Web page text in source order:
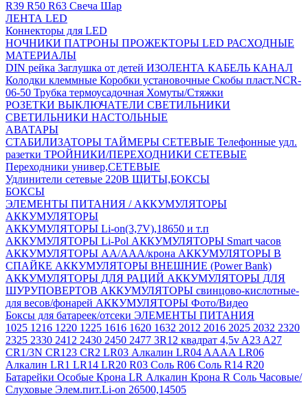
R39 R50 R63 Свеча Шар
ЛЕНТА LED
Коннекторы для LED
НОЧНИКИ ПАТРОНЫ ПРОЖЕКТОРЫ LED РАСХОДНЫЕ
МАТЕРИАЛЫ
DIN рейка Заглушка от детей ИЗОЛЕНТА КАБЕЛЬ КАНАЛ
Колодки клеммные Коробки установочные Скобы пласт.NCR-
06-50 Трубка термоусадочная Хомуты/Стяжки
РОЗЕТКИ ВЫКЛЮЧАТЕЛИ СВЕТИЛЬНИКИ
СВЕТИЛЬНИКИ НАСТОЛЬНЫЕ
АВАТАРЫ
СТАБИЛИЗАТОРЫ ТАЙМЕРЫ СЕТЕВЫЕ Телефонные удл.
разетки ТРОЙНИКИ/ПЕРЕХОДНИКИ СЕТЕВЫЕ
Переходники универ,СЕТЕВЫЕ
Удлинители сетевые 220В ЩИТЫ,БОКСЫ
БОКСЫ
ЭЛЕМЕНТЫ ПИТАНИЯ / АККУМУЛЯТОРЫ
АККУМУЛЯТОРЫ
АККУМУЛЯТОРЫ Li-on(3,7V),18650 и т.п
АККУМУЛЯТОРЫ Li-Pol АККУМУЛЯТОРЫ Smart часов
АККУМУЛЯТОРЫ АА/ААА/крона АККУМУЛЯТОРЫ В
СПАЙКЕ АККУМУЛЯТОРЫ ВНЕШНИЕ (Power Bank)
АККУМУЛЯТОРЫ ДЛЯ РАЦИЙ АККУМУЛЯТОРЫ ДЛЯ
ШУРУПОВЕРТОВ АККУМУЛЯТОРЫ свинцово-кислотные-
для весов/фонарей АККУМУЛЯТОРЫ Фото/Видео
Боксы для батареек/отсеки ЭЛЕМЕНТЫ ПИТАНИЯ
1025 1216 1220 1225 1616 1620 1632 2012 2016 2025 2032 2320
2325 2330 2412 2430 2450 2477 3R12 квадрат 4,5v A23 A27
CR1/3N CR123 CR2 LR03 Алкалин LR04 AAAA LR06
Алкалин LR1 LR14 LR20 R03 Соль R06 Соль R14 R20
Батарейки Особые Крона LR Алкалин Крона R Соль Часовые/
Слуховые Элем.пит.Li-on 26500,14505